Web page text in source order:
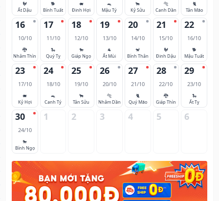
🐓
Ất Dậu
🐕
Bính Tuất
🐖
Đinh Hợi
🐀
Mậu Tý
🐂
Kỷ Sửu
🐅
Canh Dần
🐈
Tân Mão
16
10/10
🐉
Nhâm Thìn
17
11/10
🐍
Quý Tỵ
18
12/10
🐎
Giáp Ngọ
19
13/10
🐐
Ất Mùi
20
14/10
🐒
Bính Thân
21
15/10
🐓
Đinh Dậu
22
16/10
🐕
Mậu Tuất
23
17/10
🐖
Kỷ Hợi
24
18/10
🐀
Canh Tý
25
19/10
🐂
Tân Sửu
26
20/10
🐅
Nhâm Dần
27
21/10
🐈
Quý Mão
28
22/10
🐉
Giáp Thìn
29
23/10
🐍
Ất Tỵ
30
24/10
🐎
Bính Ngọ
1 2 3 4 5 6